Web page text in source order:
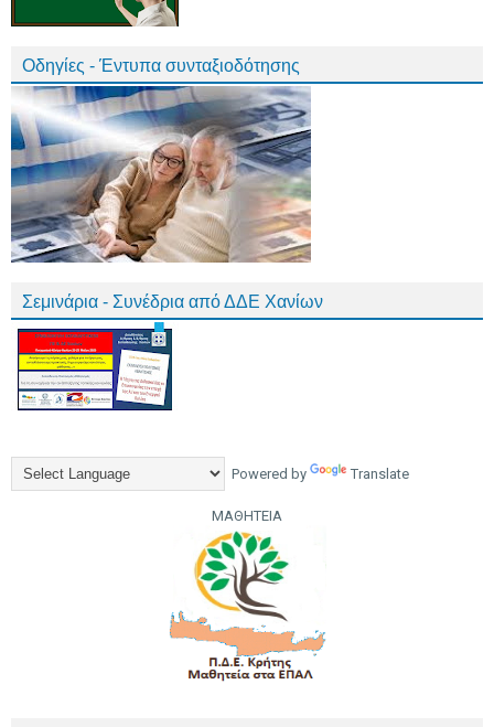
Οδηγίες - Έντυπα συνταξιοδότησης
Σεμινάρια - Συνέδρια από ΔΔΕ Χανίων
Powered by Translate
ΜΑΘΗΤΕΙΑ